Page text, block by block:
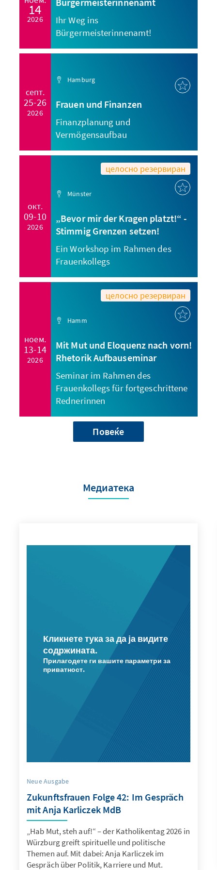
14
2026
Ihr Weg ins
Bürgermeisterinnenamt!
септ.
25-26
2026
Hamburg
Frauen und Finanzen
Finanzplanung und
Vermögensaufbau
окт.
09-10
2026
целосно резервиран
Münster
„Bevor mir der Kragen platzt!“ -
Stimmig Grenzen setzen!
Ein Workshop im Rahmen des
Frauenkollegs
ноем.
13-14
2026
целосно резервиран
Hamm
Mit Mut und Eloquenz nach vorn!
Rhetorik Aufbauseminar
Seminar im Rahmen des
Frauenkollegs für fortgeschrittene
Rednerinnen
Повеќе
Медиатека
Кликнете тука за да ја видите
содржината.
Прилагодете ги вашите параметри за
приватност.
Neue Ausgabe
Zukunftsfrauen Folge 42: Im Gespräch
mit Anja Karliczek MdB
„Hab Mut, steh auf!“ – der Katholikentag 2026 in
Würzburg greift spirituelle und politische
Themen auf. Mit dabei: Anja Karliczek im
Gespräch über Politik, Karriere und Mut.